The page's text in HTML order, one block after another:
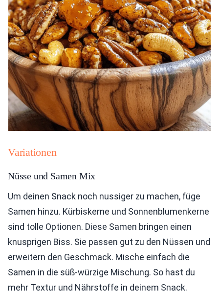
Variationen
Nüsse und Samen Mix
Um deinen Snack noch nussiger zu machen, füge
Samen hinzu. Kürbiskerne und Sonnenblumenkerne
sind tolle Optionen. Diese Samen bringen einen
knusprigen Biss. Sie passen gut zu den Nüssen und
erweitern den Geschmack. Mische einfach die
Samen in die süß-würzige Mischung. So hast du
mehr Textur und Nährstoffe in deinem Snack.